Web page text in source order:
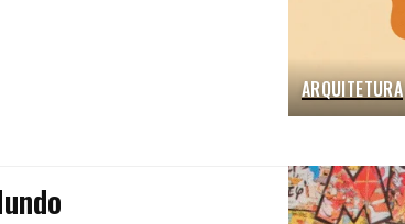
ARQUITETURA